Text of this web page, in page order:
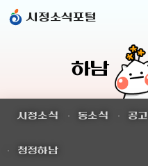
시정소식포털
하남
시정소식 동소식 공고
청정하남